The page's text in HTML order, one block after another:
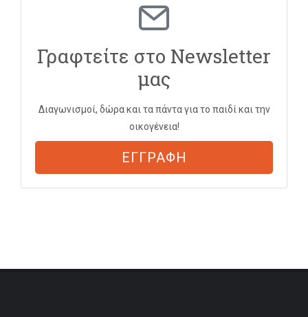
Γραφτείτε στο Newsletter
μας
Διαγωνισμοί, δώρα και τα πάντα για το παιδί και την
οικογένεια!
ΕΓΓΡΑΦΗ